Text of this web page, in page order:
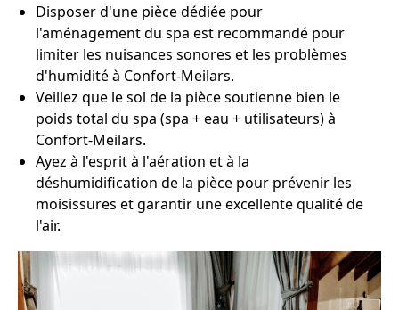
Disposer d'une pièce dédiée pour
l'aménagement du spa est recommandé pour
limiter les nuisances sonores et les problèmes
d'humidité à Confort-Meilars.
Veillez que le sol de la pièce soutienne bien le
poids total du spa (spa + eau + utilisateurs) à
Confort-Meilars.
Ayez à l'esprit à l'aération et à la
déshumidification de la pièce pour prévenir les
moisissures et garantir une excellente qualité de
l'air.